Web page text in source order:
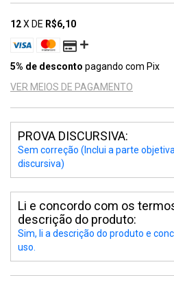
12X DE R$6,10
5% de desconto pagando com Pix
VER MEIOS DE PAGAMENTO
PROVA DISCURSIVA:
Sem correção (Inclui a parte
discursiva)
Li e concordo com os
descrição do produto:
Sim, li a descrição do produto e
uso.